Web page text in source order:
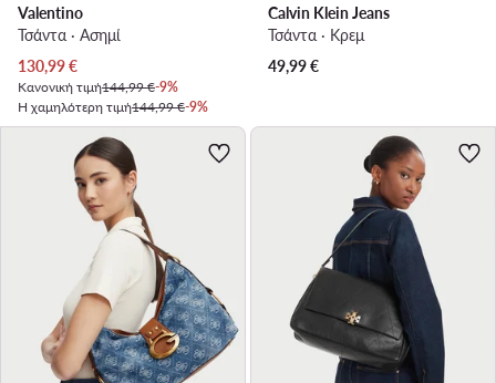
Valentino
Τσάντα · Ασημί
Τρέχουσα τιμή
130,99€
Κανονική τιμή144,99 €-9%
Η χαμηλότερη τιμή144,99 €-9%
Calvin Klein Jeans
Τσάντα · Κρεμ
49,99€